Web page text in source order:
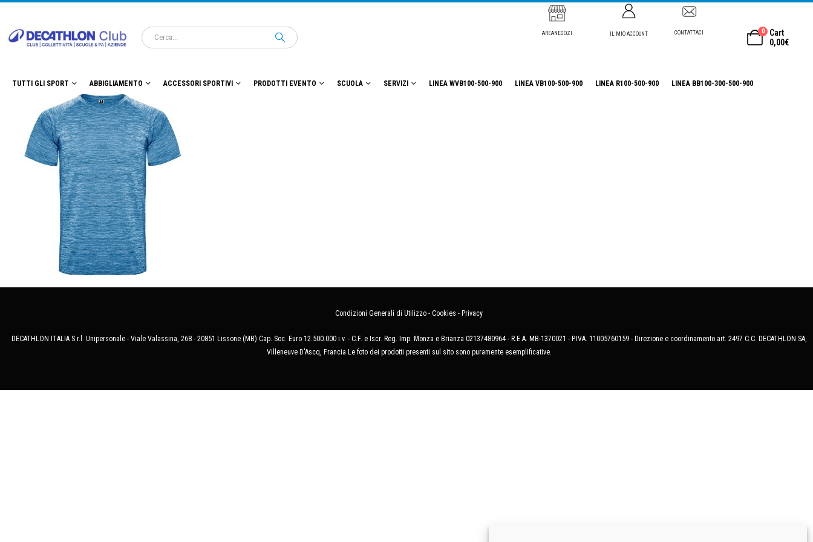
AREANEGOZI IL MIO ACCOUNT CONTATTACI 0
Cart
0,00€
TUTTI GLI SPORT ABBIGLIAMENTO ACCESSORI SPORTIVI PRODOTTI EVENTO SCUOLA SERVIZI LINEA WVB100-500-900 LINEA VB100-500-900 LINEA R100-500-900 LINEA BB100-300-500-900
Condizioni Generali di Utilizzo - Cookies - Privacy
DECATHLON ITALIA S.r.l. Unipersonale - Viale Valassina, 268 - 20851 Lissone (MB) Cap. Soc. Euro 12.500.000 i.v. - C.F. e Iscr. Reg. Imp. Monza e Brianza 02137480964 - R.E.A. MB-1370021 - P.IVA. 11005760159 - Direzione e coordinamento art. 2497 C.C. DECATHLON SA,
Villeneuve D'Ascq, Francia Le foto dei prodotti presenti sul sito sono puramente esemplificative.